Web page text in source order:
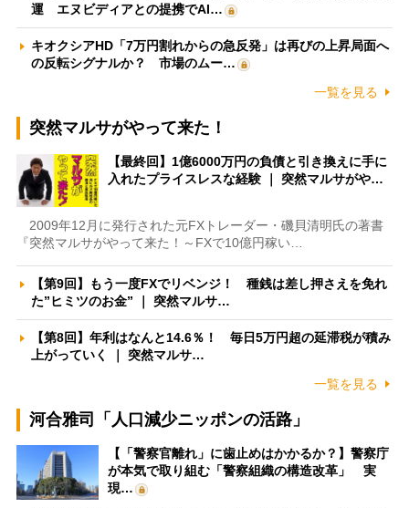
運 エヌビディアとの提携でAI…
キオクシアHD「7万円割れからの急反発」は再びの上昇局面へ
の反転シグナルか？ 市場のムー…
一覧を見る
突然マルサがやって来た！
【最終回】1億6000万円の負債と引き換えに手に
入れたプライスレスな経験 ｜ 突然マルサがや…
2009年12月に発行された元FXトレーダー・磯貝清明氏の著書
『突然マルサがやって来た！～FXで10億円稼い…
【第9回】もう一度FXでリベンジ！ 種銭は差し押さえを免れ
た”ヒミツのお金” ｜ 突然マルサ…
【第8回】年利はなんと14.6％！ 毎日5万円超の延滞税が積み
上がっていく ｜ 突然マルサ…
一覧を見る
河合雅司「人口減少ニッポンの活路」
【「警察官離れ」に歯止めはかかるか？】警察庁
が本気で取り組む「警察組織の構造改革」 実
現…